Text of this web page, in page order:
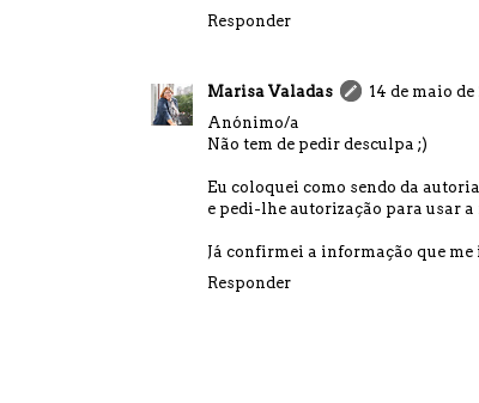
Responder
Marisa Valadas
14 de maio de
Anónimo/a
Não tem de pedir desculpa ;)
Eu coloquei como sendo da
e pedi-lhe autorização para usar
Já confirmei a informação que
Responder